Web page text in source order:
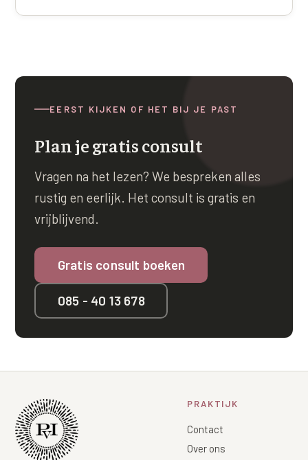
EERST KIJKEN OF HET BIJ JE PAST
Plan je gratis consult
Vragen na het lezen? We bespreken alles
rustig en eerlijk. Het consult is gratis en
vrijblijvend.
Gratis consult boeken
085 - 40 13 678
PRAKTIJK
Contact
Over ons